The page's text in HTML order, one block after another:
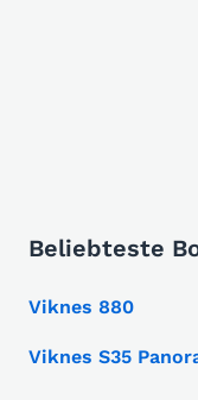
Beliebteste
Viknes 880
Viknes S35